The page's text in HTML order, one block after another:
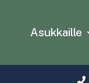
Asukkaille